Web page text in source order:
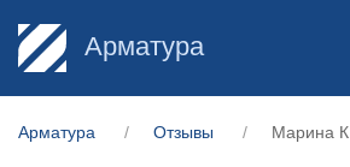
Арматура
Арматура Отзывы Марина К.